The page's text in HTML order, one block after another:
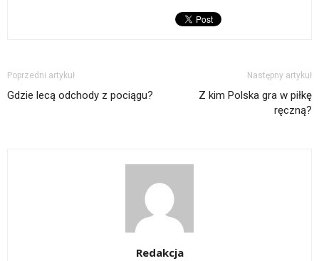
Poprzedni artykuł
Gdzie lecą odchody z pociągu?
Następny artykuł
Z kim Polska gra w piłkę
ręczną?
Redakcja